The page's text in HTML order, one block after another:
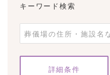
キーワード検索
条件をクリア
詳細条件